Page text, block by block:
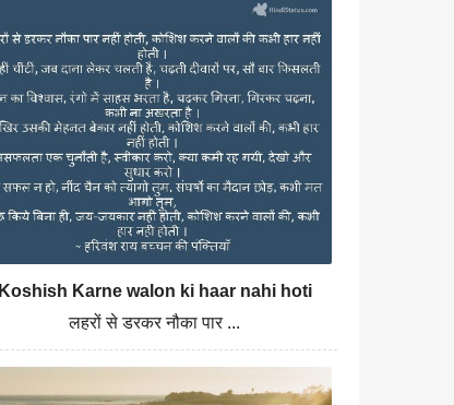
Koshish Karne walon ki haar nahi hoti
लहरों से डरकर नौका पार ...